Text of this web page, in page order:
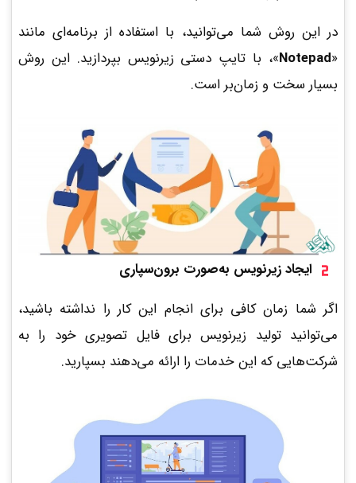
در این روش شما می‌توانید، با استفاده از برنامه‌ای مانند
«
Notepad»، با تایپ دستی زیرنویس بپردازید. این روش
بسیار سخت و زمان‌بر است.
ایجاد زیرنویس به‌صورت برون‌سپاری
اگر شما زمان کافی برای انجام این کار را نداشته باشید،
می‌توانید تولید زیرنویس برای فایل تصویری خود را به
شرکت‌هایی که این خدمات را ارائه می‌دهند بسپارید.